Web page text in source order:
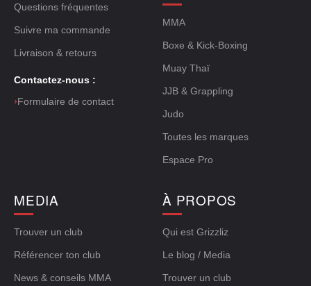
Questions fréquentes
Suivre ma commande
Livraison & retours
Contactez-nous :
›Formulaire de contact
MMA
Boxe & Kick-Boxing
Muay Thaï
JJB & Grappling
Judo
Toutes les marques
Espace Pro
MEDIA
Trouver un club
Référencer ton club
News & conseils MMA
À PROPOS
Qui est Grizzliz
Le blog / Media
Trouver un club